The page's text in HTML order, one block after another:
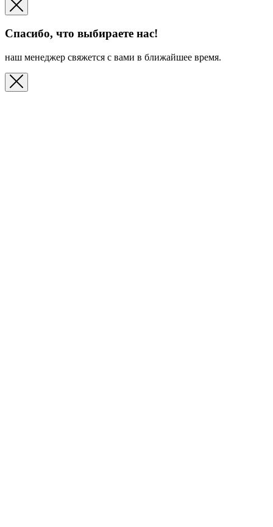
Спасибо, что выбираете нас!
наш менеджер свяжется с вами в ближайшее время.